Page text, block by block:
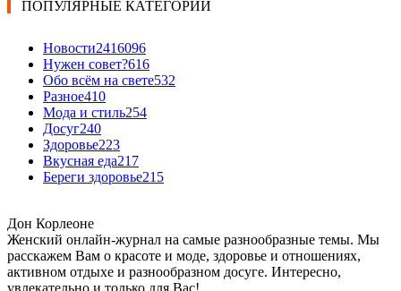
ПОПУЛЯРНЫЕ КАТЕГОРИИ
Новости2416096
Нужен совет?616
Обо всём на свете532
Разное410
Мода и стиль254
Досуг240
Здоровье223
Вкусная еда217
Береги здоровье215
Дон Корлеоне
Женский онлайн-журнал на самые разнообразные темы. Мы
расскажем Вам о красоте и моде, здоровье и отношениях,
активном отдыхе и разнообразном досуге. Интересно,
увлекательно и только для Вас!